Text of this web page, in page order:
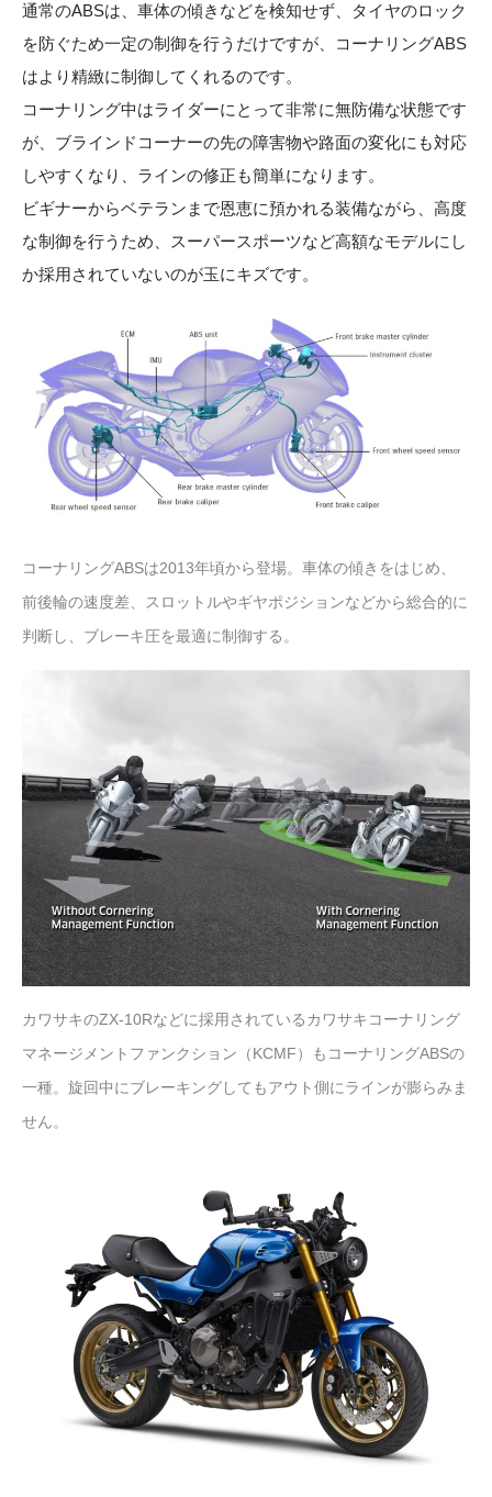
通常のABSは、車体の傾きなどを検知せず、タイヤのロック
を防ぐため一定の制御を行うだけですが、コーナリングABS
はより精緻に制御してくれるのです。
コーナリング中はライダーにとって非常に無防備な状態です
が、ブラインドコーナーの先の障害物や路面の変化にも対応
しやすくなり、ラインの修正も簡単になります。
ビギナーからベテランまで恩恵に預かれる装備ながら、高度
な制御を行うため、スーパースポーツなど高額なモデルにし
か採用されていないのが玉にキズです。
コーナリングABSは2013年頃から登場。車体の傾きをはじめ、
前後輪の速度差、スロットルやギヤポジションなどから総合的に
判断し、ブレーキ圧を最適に制御する。
カワサキのZX-10Rなどに採用されているカワサキコーナリング
マネージメントファンクション（KCMF）もコーナリングABSの
一種。旋回中にブレーキングしてもアウト側にラインが膨らみま
せん。